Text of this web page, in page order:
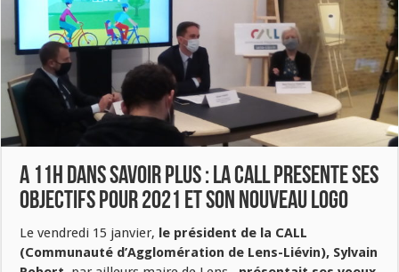
A 11H DANS SAVOIR PLUS : LA CALL PRESENTE SES
OBJECTIFS POUR 2021 ET SON NOUVEAU LOGO
Le vendredi 15 janvier, le président de la CALL
(Communauté d’Agglomération de Lens-Liévin), Sylvain